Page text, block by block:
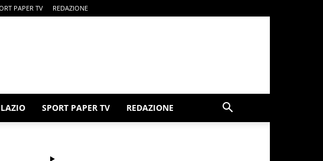
PAPER TV REDAZIONE
LAZIO SPORT PAPER TV REDAZIONE